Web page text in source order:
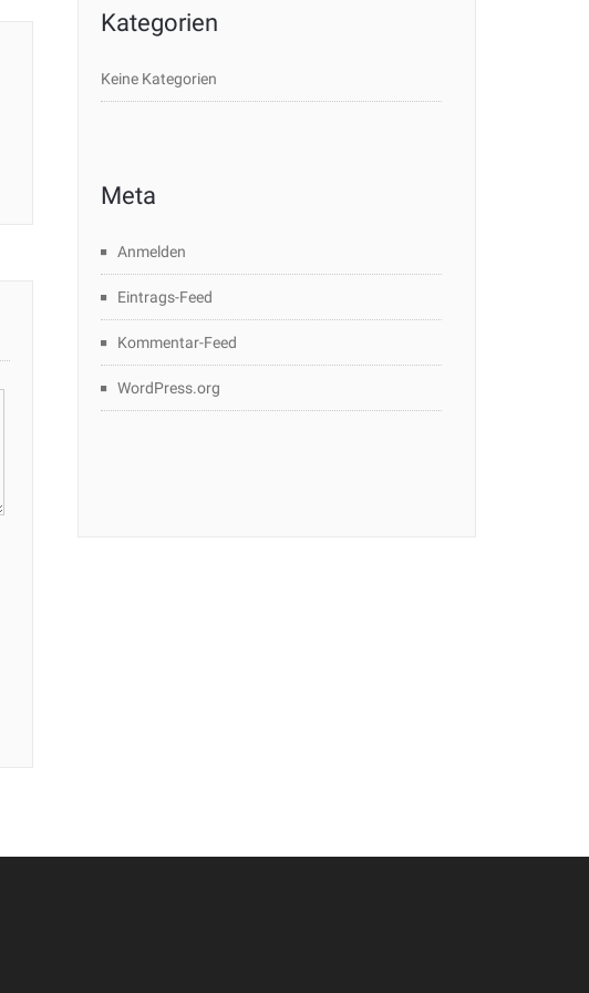
Kategorien
Keine Kategorien
Meta
Anmelden
Eintrags-Feed
Kommentar-Feed
WordPress.org